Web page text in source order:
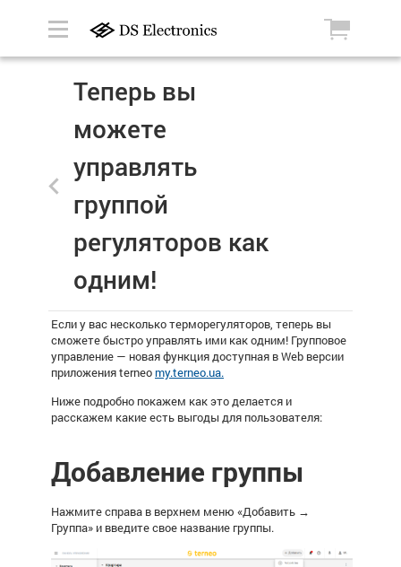
Теперь вы
можете
управлять
группой
регуляторов как
одним!
Если у вас несколько терморегуляторов, теперь вы
сможете быстро управлять ими как одним! Групповое
управление — новая функция доступная в Web версии
приложения terneomy.terneo.ua.
Ниже подробно покажем как это делается и
расскажем какие есть выгоды для пользователя:
Добавление группы
Нажмите справа в верхнем меню «Добавить →
Группа» и введите свое название группы.